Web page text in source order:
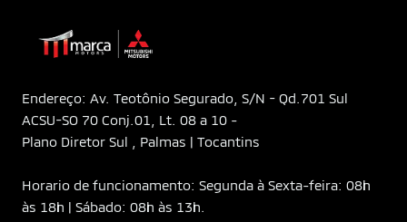
Endereço: Av. Teotônio Segurado, S/N - Qd.701 Sul
ACSU-SO 70 Conj.01, Lt. 08 a 10 -
Plano Diretor Sul , Palmas | Tocantins
Horario de funcionamento: Segunda à Sexta-feira: 08h
às 18h | Sábado: 08h às 13h.